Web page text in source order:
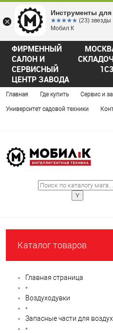
ФИРМЕННЫЙ
САЛОН И
СЕРВИСНЫЙ
ЦЕНТР ЗАВОДА
Главная Где купить Сервис и
Университет садовой техники
Каталог товаров
Главная страница
•
Воздуходувки
•
Запасные части для
•
Инструменты
☆☆☆☆☆
★★★★★ (23) звезды
Мобил К